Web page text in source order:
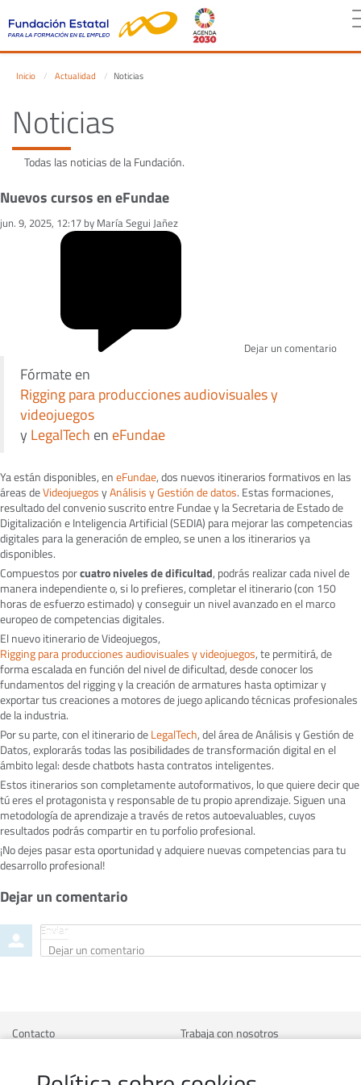
Inicio Actualidad Noticias
Noticias
Todas las noticias de la Fundación.
Nuevos cursos en eFundae
jun. 9, 2025, 12:17 by María Segui Jañez
Dejar un comentario
Fórmate en
Rigging para producciones audiovisuales y
videojuegos
y LegalTech en eFundae
Ya están disponibles, eneFundae, dos nuevos itinerarios formativos en las
áreas deVideojuegosyAnálisis y Gestión de datos. Estas formaciones,
resultado del convenio suscrito entre Fundae y la Secretaria de Estado de
Digitalización e Inteligencia Artificial (SEDIA) para mejorar las competencias
digitales para la generación de empleo, se unen a los itinerarios ya
disponibles.
Compuestos porcuatro niveles de dificultad, podrás realizar cada nivel de
manera independiente o, si lo prefieres, completar el itinerario (con 150
horas de esfuerzo estimado) y conseguir un nivel avanzado en el marco
europeo de competencias digitales.
El nuevo itinerario de Videojuegos,
Rigging para producciones audiovisuales y videojuegos, te permitirá, de
forma escalada en función del nivel de dificultad, desde conocer los
fundamentos del rigging y la creación de armatures hasta optimizar y
exportar tus creaciones a motores de juego aplicando técnicas profesionales
de la industria.
Por su parte, con el itinerario deLegalTech, del área de Análisis y Gestión de
Datos, explorarás todas las posibilidades de transformación digital en el
ámbito legal: desde chatbots hasta contratos inteligentes.
Estos itinerarios son completamente autoformativos, lo que quiere decir que
tú eres el protagonista y responsable de tu propio aprendizaje. Siguen una
metodología de aprendizaje a través de retos autoevaluables, cuyos
resultados podrás compartir en tu porfolio profesional.
¡No dejes pasar esta oportunidad y adquiere nuevas competencias para tu
desarrollo profesional!
Dejar un comentario
O
d
Dejar
un
Enviar
Contacto
Política de privacidad
Trabaja con nosotros
Aviso legal